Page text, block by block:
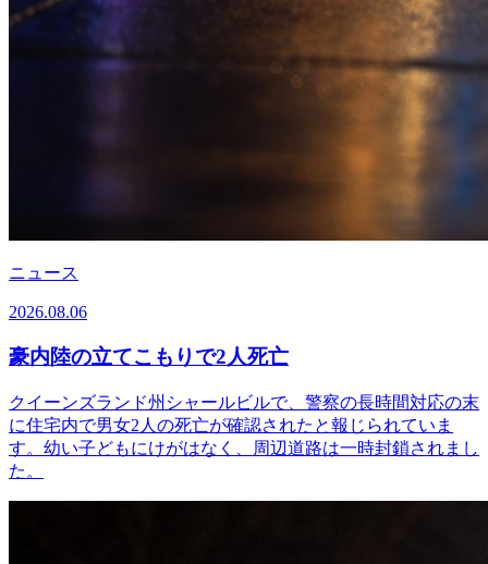
ニュース
2026.08.06
豪内陸の立てこもりで2人死亡
クイーンズランド州シャールビルで、警察の長時間対応の末
に住宅内で男女2人の死亡が確認されたと報じられていま
す。幼い子どもにけがはなく、周辺道路は一時封鎖されまし
た。